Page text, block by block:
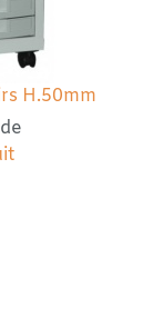
H.50mm